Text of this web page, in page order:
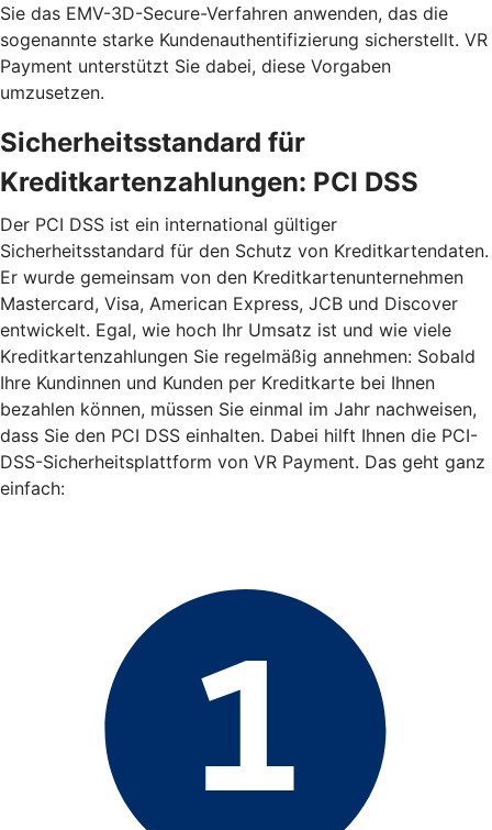
Sie das EMV-3D-Secure-Verfahren anwenden, das die
sogenannte starke Kundenauthentifizierung sicherstellt. VR
Payment unterstützt Sie dabei, diese Vorgaben
umzusetzen.
Sicherheitsstandard für
Kreditkartenzahlungen: PCI DSS
Der PCI DSS ist ein international gültiger
Sicherheitsstandard für den Schutz von Kreditkartendaten.
Er wurde gemeinsam von den Kreditkartenunternehmen
Mastercard, Visa, American Express, JCB und Discover
entwickelt. Egal, wie hoch Ihr Umsatz ist und wie viele
Kreditkartenzahlungen Sie regelmäßig annehmen: Sobald
Ihre Kundinnen und Kunden per Kreditkarte bei Ihnen
bezahlen können, müssen Sie einmal im Jahr nachweisen,
dass Sie den PCI DSS einhalten. Dabei hilft Ihnen die PCI-
DSS-Sicherheitsplattform von VR Payment. Das geht ganz
einfach: